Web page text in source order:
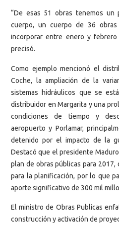
“De esas 51 obras tenemos un
cuerpo, un cuerpo de 36
incorporar entre enero y
precisó.
Como ejemplo mencionó el
Coche, la ampliación de la
sistemas hidráulicos que se
distribuidor en Margarita y una
condiciones de tiempo y
aeropuerto y Porlamar,
detenido por el impacto de la
Destacó que el presidente
plan de obras públicas para 2017,
para la planificación, por lo que
aporte significativo de 300 mil
El ministro de Obras Publicas
construcción y activación de